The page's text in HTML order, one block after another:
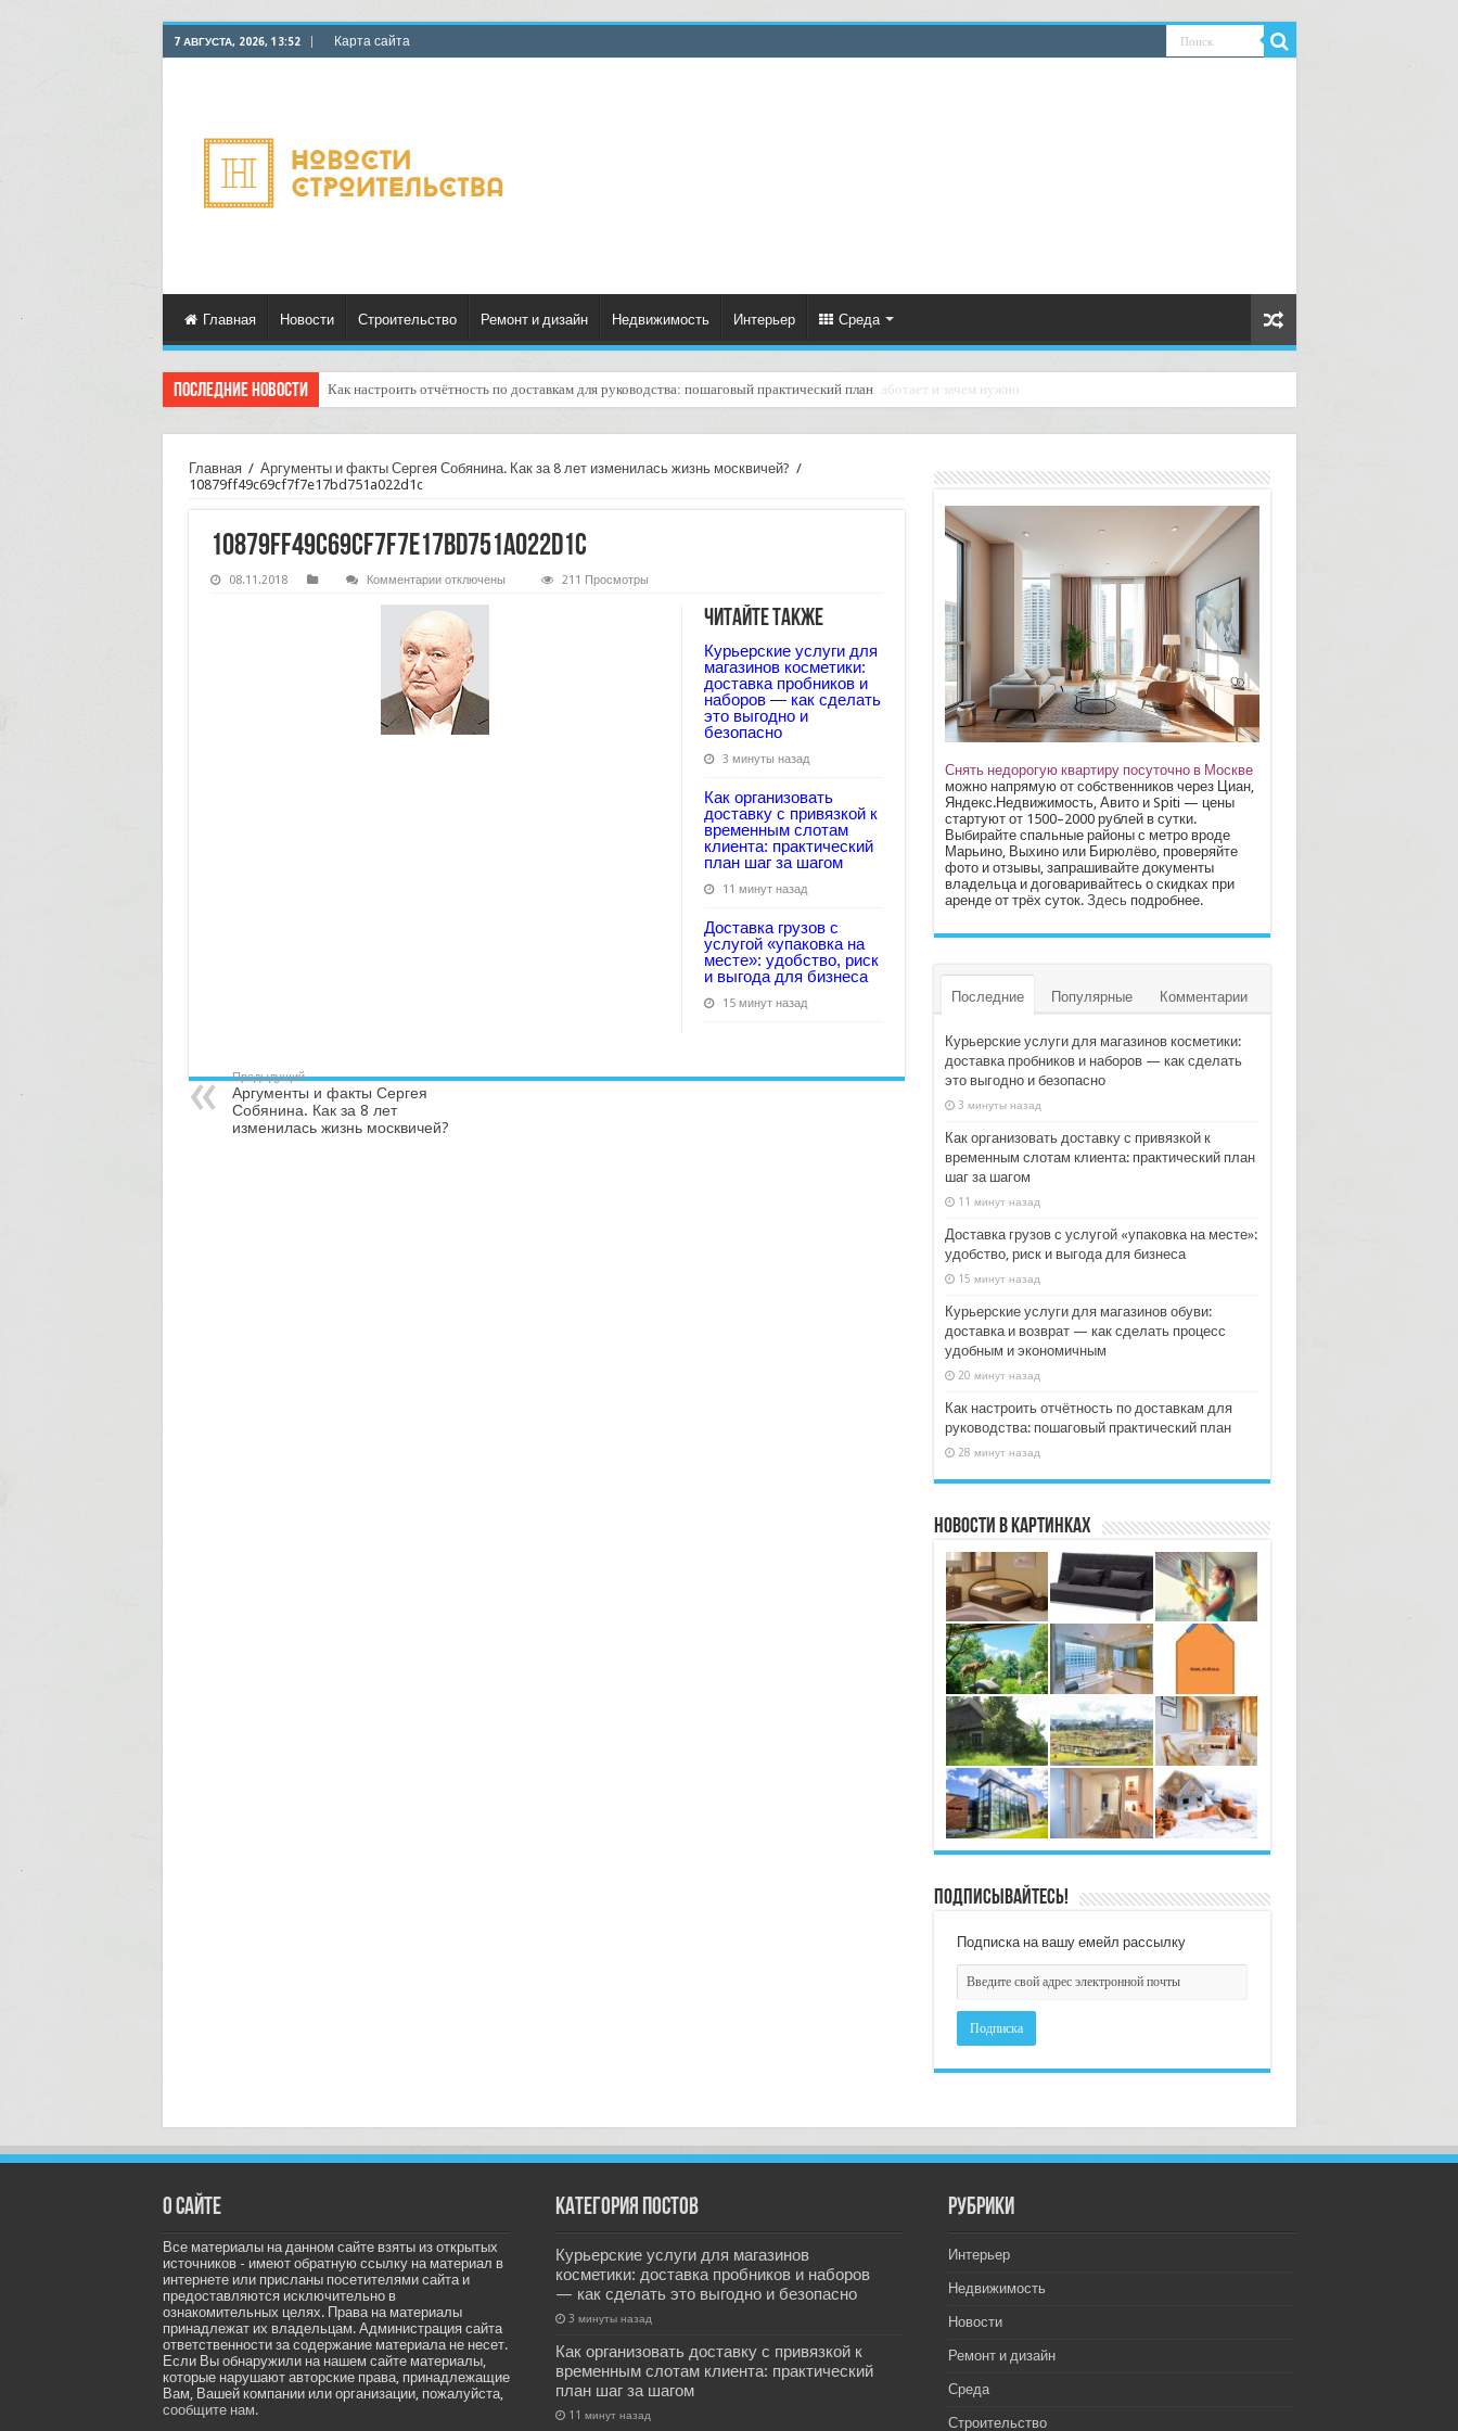
7 АВГУСТА, 2026, 13:52 Карта сайта
Главная Новости Строительство Ремонт и дизайн Недвижимость Интерьер Среда
Последние новости Как настроить отчётность по доставкам для руководства: пошаговый практический план
Доставка отправлений с услугой «подтверждение получения SMS/мессенджер»: как это работает и зачем нужно
Главная / Аргументы и факты Сергея Собянина. Как за 8 лет изменилась жизнь москвичей? /
10879ff49c69cf7f7e17bd751a022d1c
10879ff49c69cf7f7e17bd751a022d1c
08.11.2018 Комментариик
10879ff49c69cf7f7e17bd751a022d1c
отключены 211 Просмотры
Читайте также
Курьерские услуги для
магазинов косметики:
доставка пробников и
наборов — как сделать
это выгодно и
безопасно
3 минуты назад
Как организовать
доставку с привязкой к
временным слотам
клиента: практический
план шаг за шагом
11 минут назад
Доставка грузов с
услугой «упаковка на
месте»: удобство, риск
и выгода для бизнеса
15 минут назад
Предыдущий
Аргументы и факты Сергея
Собянина. Как за 8 лет
изменилась жизнь москвичей?
Снять недорогую квартиру посуточно в Москве
можно напрямую от собственников через Циан,
Яндекс.Недвижимость, Авито и Spiti — цены
стартуют от 1500–2000 рублей в сутки.
Выбирайте спальные районы с метро вроде
Марьино, Выхино или Бирюлёво, проверяйте
фото и отзывы, запрашивайте документы
владельца и договаривайтесь о скидках при
аренде от трёх суток. Здесьподробнее.
Последние Популярные Комментарии
Курьерские услуги для магазинов косметики:
доставка пробников и наборов — как сделать
это выгодно и безопасно
3 минуты назад
Как организовать доставку с привязкой к
временным слотам клиента: практический план
шаг за шагом
11 минут назад
Доставка грузов с услугой «упаковка на месте»:
удобство, риск и выгода для бизнеса
15 минут назад
Курьерские услуги для магазинов обуви:
доставка и возврат — как сделать процесс
удобным и экономичным
20 минут назад
Как настроить отчётность по доставкам для
руководства: пошаговый практический план
28 минут назад
Новости в картинках
Подписывайтесь!
Подписка на вашу емейл рассылку
О сайте
Все материалы на данном сайте взяты из открытых
источников - имеют обратную ссылку на материал в
интернете или присланы посетителями сайта и
предоставляются исключительно в
ознакомительных целях. Права на материалы
принадлежат их владельцам. Администрация сайта
ответственности за содержание материала не несет.
Если Вы обнаружили на нашем сайте материалы,
которые нарушают авторские права, принадлежащие
Вам, Вашей компании или организации, пожалуйста,
сообщите нам.
Категория постов
Курьерские услуги для магазинов
косметики: доставка пробников и наборов
— как сделать это выгодно и безопасно
3 минуты назад
Как организовать доставку с привязкой к
временным слотам клиента: практический
план шаг за шагом
11 минут назад
РУбрики
Интерьер
Недвижимость
Новости
Ремонт и дизайн
Среда
Строительство